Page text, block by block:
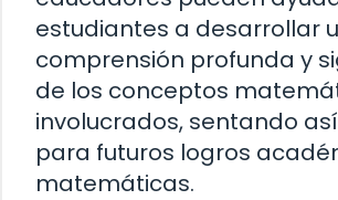
estudiantes a desarrollar
comprensión profunda y
de los conceptos
involucrados, sentando
para futuros logros
matemáticas.